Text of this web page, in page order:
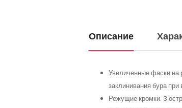
Описание
Увеличенные фаски на
заклинивания бура при
Режущие кромки. 3